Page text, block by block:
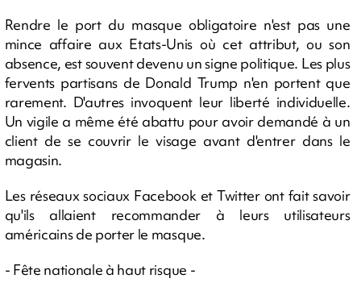
Rendre le port du masque obligatoire n'est pas une
mince affaire aux Etats-Unis où cet attribut, ou son
absence, est souvent devenu un signe politique. Les plus
fervents partisans de Donald Trump n'en portent que
rarement. D'autres invoquent leur liberté individuelle.
Un vigile a même été abattu pour avoir demandé à un
client de se couvrir le visage avant d'entrer dans le
magasin.
Les réseaux sociaux Facebook et Twitter ont fait savoir
qu'ils allaient recommander à leurs utilisateurs
américains de porter le masque.
- Fête nationale à haut risque -